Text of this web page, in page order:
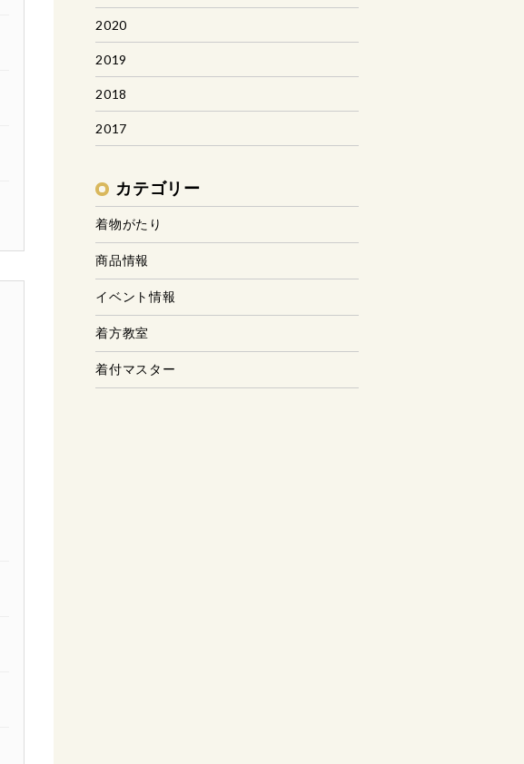
2020
2019
2018
2017
カテゴリー
着物がたり
商品情報
イベント情報
着方教室
着付マスター